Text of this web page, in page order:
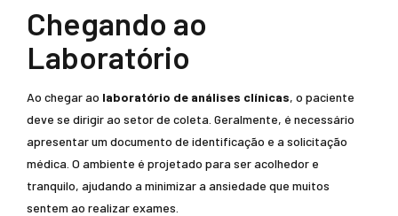
Chegando ao
Laboratório
Ao chegar ao laboratório de análises clínicas, o paciente
deve se dirigir ao setor de coleta. Geralmente, é necessário
apresentar um documento de identificação e a solicitação
médica. O ambiente é projetado para ser acolhedor e
tranquilo, ajudando a minimizar a ansiedade que muitos
sentem ao realizar exames.